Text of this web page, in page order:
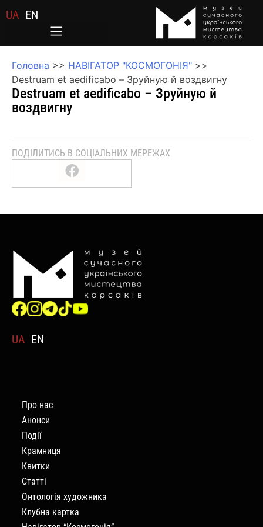
UA EN
Головна >> НАВІГАТОР "КОСМОГОНІЯ" >>
Destruam et aedificabo – Зруйную й воздвигну
Destruam et aedificabo – Зруйную й
воздвигну
ПОДІЛИТИСЬ В СОЦІАЛЬНИХ МЕРЕЖАХ
UA EN
Про нас
Анонси
Події
Крамниця
Квитки
Статті
Онтологія художника
Клубна картка